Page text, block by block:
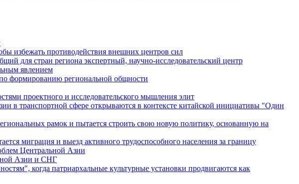
избежать противодействия внешних центров сил
для стран региона экспертный, научно-исследовательский центр
явлением
формированию региональной общности
проектного и исследовательского мышления элит
в транспортной сфере открываются в контексте китайской инициативы "Один
рамок и пытается строить свою новую политику, основанную на
миграция и выезд активного трудоспособного населения за границу
Центральной Азии
Азии и СНГ
когда патриархальные культурные установки продвигаются как